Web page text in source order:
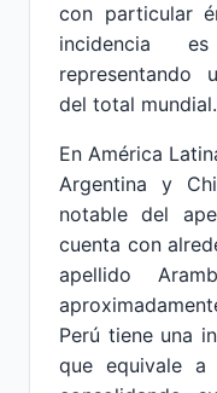
con particular
incidencia
representando
del total mundial.
En América
Argentina y
notable del
cuenta con
apellido
Perú tiene una
que equivale